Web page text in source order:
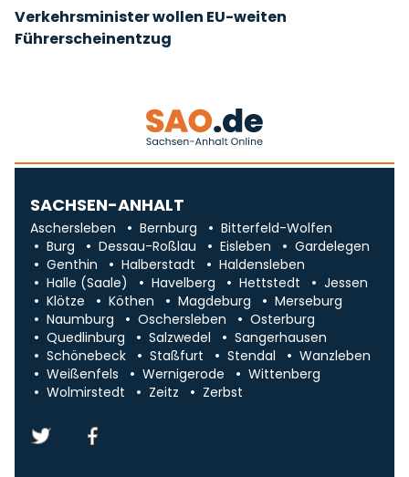
Verkehrsminister wollen EU-weiten
Führerscheinentzug
SACHSEN-ANHALT
Aschersleben Bernburg
Bitterfeld-Wolfen
Burg
Dessau-Roßlau Eisleben
Gardelegen
Genthin
Halberstadt
Haldensleben
Halle (Saale)
Havelberg Hettstedt
Jessen
Klötze
Köthen Magdeburg
Merseburg
Naumburg
Oschersleben
Osterburg
Quedlinburg
Salzwedel
Sangerhausen
Schönebeck
Staßfurt Stendal
Wanzleben
Weißenfels
Wernigerode
Wittenberg
Wolmirstedt
Zeitz Zerbst